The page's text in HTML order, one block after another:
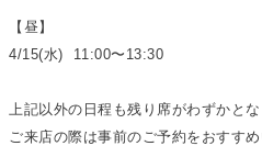
【昼】
4/15(水) 11:00〜13:30
上記以外の日程も残り席がわずかと
ご来店の際は事前のご予約をおすすめ